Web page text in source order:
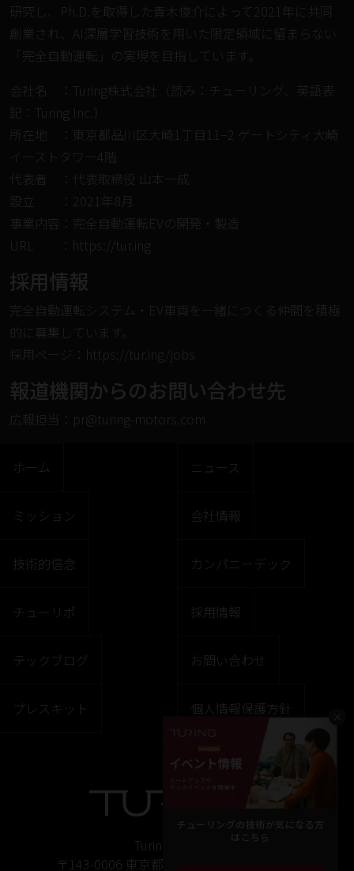
チューリングの技術が気になる方
はこちら
研究し、Ph.D.を取得した⻘⽊俊介によって2021年に共同
創業され、AI深層学習技術を⽤いた限定領域に留まらない
「完全自動運転」の実現を目指しています。
会社名 ：Turing株式会社（読み：チューリング、英語表
記：Turing Inc.）
所在地 ：東京都品川区大崎1丁目11−2 ゲートシティ大崎
イーストタワー4階
代表者 ：代表取締役 ⼭本⼀成
設⽴ ：2021年8⽉
事業内容：完全自動運転EVの開発・製造
URL ： https://tur.ing
採⽤情報
完全⾃動運転システム・EV⾞両を⼀緒につくる仲間を積極
的に募集しています。
採⽤ページ： https://tur.ing/jobs
報道機関からのお問い合わせ先
広報担当：pr@turing-motors.com
Turing株式会社
〒143-0006 東京都大田区平和島6丁目1ー1
ホーム
ミッション
技術的信念
チューリポ
テックブログ
プレスキット
ニュース
会社情報
カンパニーデック
採用情報
お問い合わせ
個人情報保護方針